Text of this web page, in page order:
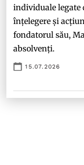
individuale legate
înțelegere și
fondatorul său,
absolvenți.
15.07.2026